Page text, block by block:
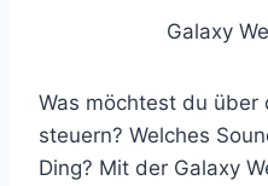
Galaxy
Was möchtest du über
steuern? Welches
Ding? Mit der Galaxy